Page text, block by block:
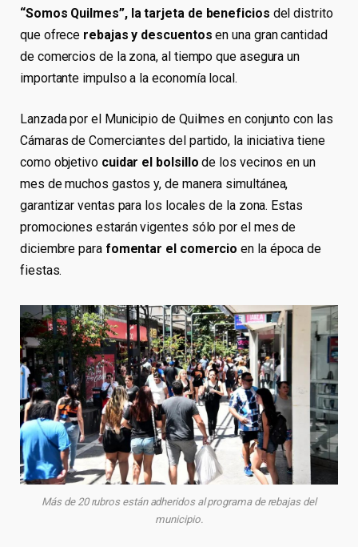
“Somos Quilmes”, la tarjeta de beneficios del distrito
que ofrece rebajas y descuentos en una gran cantidad
de comercios de la zona, al tiempo que asegura un
importante impulso a la economía local.
Lanzada por el Municipio de Quilmes en conjunto con las
Cámaras de Comerciantes del partido, la iniciativa tiene
como objetivo cuidar el bolsillo de los vecinos en un
mes de muchos gastos y, de manera simultánea,
garantizar ventas para los locales de la zona. Estas
promociones estarán vigentes sólo por el mes de
diciembre para fomentar el comercio en la época de
fiestas.
Más de 20 rubros están adheridos al programa de rebajas del
municipio.